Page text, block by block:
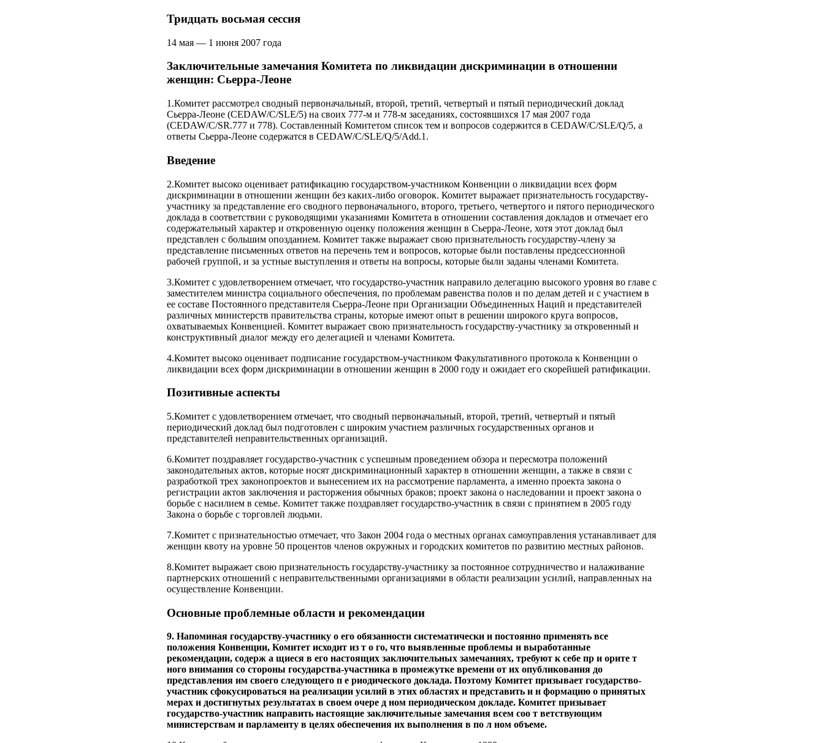
Тридцать восьмая сессия
14 мая — 1 июня 2007 года
Заключительные замечания Комитета по ликвидации дискриминации в отношении
женщин: Сьерра-Леоне
1.Комитет рассмотрел сводный первоначальный, второй, третий, четвертый и пятый периодический доклад
Сьерра-Леоне (CEDAW/C/SLE/5) на своих 777‑м и 778‑м заседаниях, состоявшихся 17 мая 2007 года
(CEDAW/C/SR.777 и 778). Составленный Комитетом список тем и вопросов содержится в CEDAW/C/SLE/Q/5, а
ответы Сьерра-Леоне содержатся в CEDAW/C/SLE/Q/5/Add.1.
Введение
2.Комитет высоко оценивает ратификацию государством-участником Конвенции о ликвидации всех форм
дискриминации в отношении женщин без каких-либо оговорок. Комитет выражает признательность государству-
участнику за представление его сводного первоначального, второго, третьего, четвертого и пятого периодического
доклада в соответствии с руководящими указаниями Комитета в отношении составления докладов и отмечает его
содержательный характер и откровенную оценку положения женщин в Сьерра-Леоне, хотя этот доклад был
представлен с большим опозданием. Комитет также выражает свою признательность государству-члену за
представление письменных ответов на перечень тем и вопросов, которые были поставлены предсессионной
рабочей группой, и за устные выступления и ответы на вопросы, которые были заданы членами Комитета.
3.Комитет с удовлетворением отмечает, что государство-участник направило делегацию высокого уровня во главе с
заместителем министра социального обеспечения, по проблемам равенства полов и по делам детей и с участием в
ее составе Постоянного представителя Сьерра-Леоне при Организации Объединенных Наций и представителей
различных министерств правительства страны, которые имеют опыт в решении широкого круга вопросов,
охватываемых Конвенцией. Комитет выражает свою признательность государству-участнику за откровенный и
конструктивный диалог между его делегацией и членами Комитета.
4.Комитет высоко оценивает подписание государством-участником Факультативного протокола к Конвенции о
ликвидации всех форм дискриминации в отношении женщин в 2000 году и ожидает его скорейшей ратификации.
Позитивные аспекты
5.Комитет с удовлетворением отмечает, что сводный первоначальный, второй, третий, четвертый и пятый
периодический доклад был подготовлен с широким участием различных государственных органов и
представителей неправительственных организаций.
6.Комитет поздравляет государство-участник с успешным проведением обзора и пересмотра положений
законодательных актов, которые носят дискриминационный характер в отношении женщин, а также в связи с
разработкой трех законопроектов и вынесением их на рассмотрение парламента, а именно проекта закона о
регистрации актов заключения и расторжения обычных браков; проект закона о наследовании и проект закона о
борьбе с насилием в семье. Комитет также поздравляет государство-участник в связи с принятием в 2005 году
Закона о борьбе с торговлей людьми.
7.Комитет с признательностью отмечает, что Закон 2004 года о местных органах самоуправления устанавливает для
женщин квоту на уровне 50 процентов членов окружных и городских комитетов по развитию местных районов.
8.Комитет выражает свою признательность государству-участнику за постоянное сотрудничество и налаживание
партнерских отношений с неправительственными организациями в области реализации усилий, направленных на
осуществление Конвенции.
Основные проблемные области и рекомендации
9. Напоминая государству-участнику о его обязанности систематически и постоянно применять все
положения Конвенции, Комитет исходит из т о го, что выявленные проблемы и выработанные
рекомендации, содерж а щиеся в его настоящих заключительных замечаниях, требуют к себе пр и орите т
ного внимания со стороны государства-участника в промежутке времени от их опубликования до
представления им своего следующего п е риодического доклада. Поэтому Комитет призывает государство-
участник сфокусироваться на реализации усилий в этих областях и представить и н формацию о принятых
мерах и достигнутых результатах в своем очере д ном периодическом докладе. Комитет призывает
государство-участник направить настоящие заключительные замечания всем соо т ветствующим
министерствам и парламенту в целях обеспечения их выполнения в по л ном объеме.